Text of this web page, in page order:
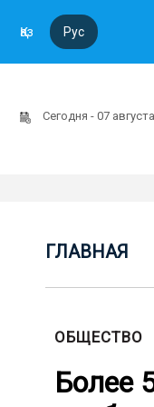
Қаз Рус
Сегодня - 07
ГЛАВНАЯ
ОБЩЕСТВО
Более